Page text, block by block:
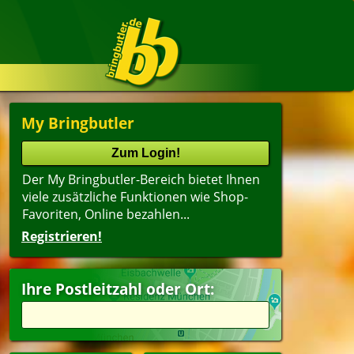
My Bringbutler
Der My Bringbutler-Bereich bietet Ihnen
viele zusätzliche Funktionen wie Shop-
Favoriten, Online bezahlen...
Registrieren!
Ihre Postleitzahl oder Ort: